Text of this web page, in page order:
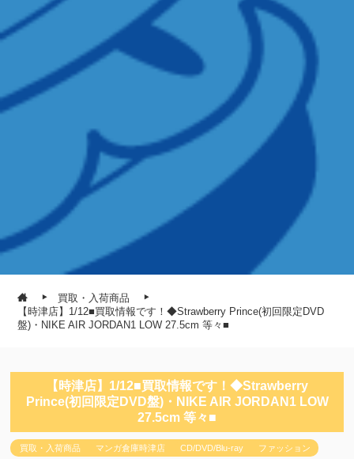
買取・入荷商品
【時津店】1/12■買取情報です！◆Strawberry Prince(初回限定DVD
盤)・NIKE AIR JORDAN1 LOW 27.5cm 等々■
【時津店】1/12■買取情報です！◆Strawberry
Prince(初回限定DVD盤)・NIKE AIR JORDAN1 LOW
27.5cm 等々■
買取・入荷商品 マンガ倉庫時津店 CD/DVD/Blu-ray ファッション